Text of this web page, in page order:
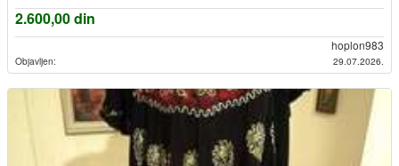
2.600,00din
hoplon983
Objavljen: 29.07.2026.